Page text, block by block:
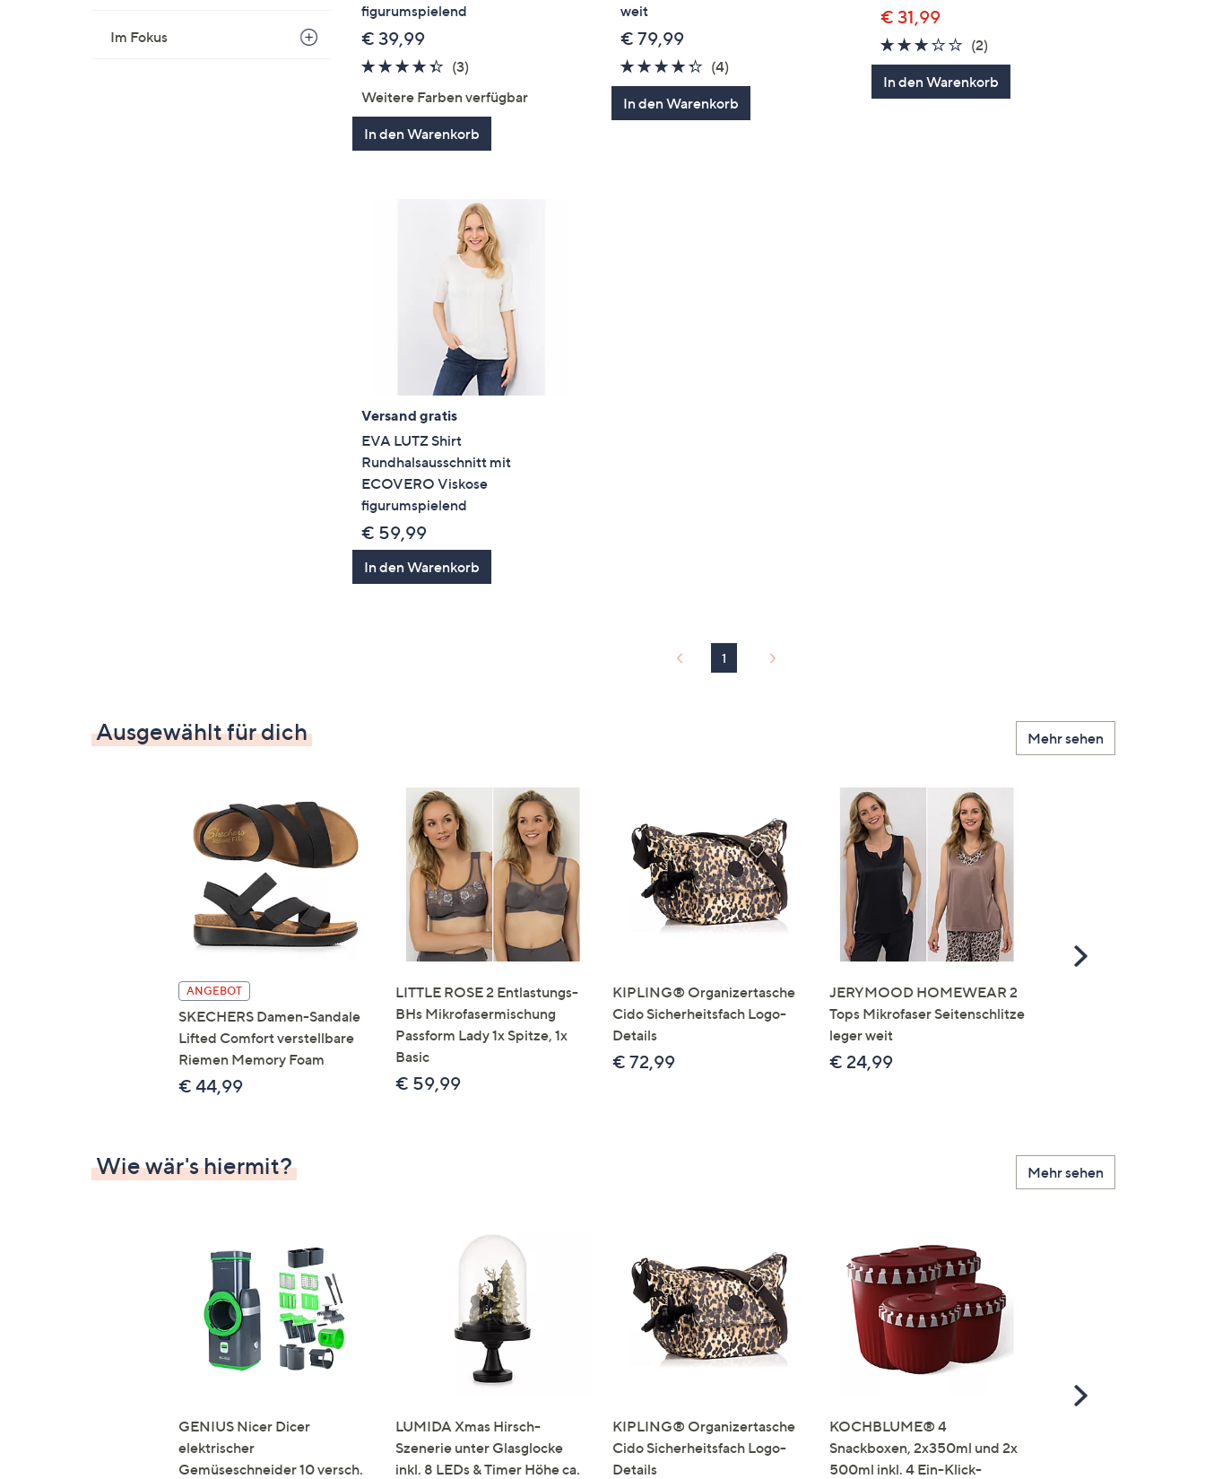
Im Fokus
figurumspielend
€ 39,99
4.3
5
(3)3
Weitere Farben verfügbar
In den Warenkorb
weit
€ 79,99
4.2
von
5
(4)
Bewertungen
In den Warenkorb
€ 31,99
3.0
von
5
(2)
Bewertungen
In den Warenkorb
Versand gratis
EVA LUTZ Shirt
Rundhalsausschnitt mit
ECOVERO Viskose
figurumspielend
€ 59,99
In den Warenkorb
1
Ausgewählt für dich Mehr sehen
ANGEBOT
SKECHERS Damen-Sandale
Lifted Comfort verstellbare
Riemen Memory Foam
€ 44,99
LITTLE ROSE 2 Entlastungs-
BHs Mikrofasermischung
Passform Lady 1x Spitze, 1x
Basic
€ 59,99
KIPLING® Organizertasche
Cido Sicherheitsfach Logo-
Details
€ 72,99
JERYMOOD HOMEWEAR 2
Tops Mikrofaser Seitenschlitze
leger weit
€ 24,99
Scroll
Wie wär's hiermit? Mehr sehen
GENIUS Nicer Dicer
elektrischer
Gemüseschneider 10 versch.
LUMIDA Xmas Hirsch-
Szenerie unter Glasglocke
inkl. 8 LEDs & Timer Höhe ca.
KIPLING® Organizertasche
Cido Sicherheitsfach Logo-
Details
KOCHBLUME® 4
Snackboxen, 2x350ml und 2x
500ml inkl. 4 Ein-Klick-
Scroll